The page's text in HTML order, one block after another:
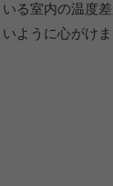
いる室内の温度
いように心がけま